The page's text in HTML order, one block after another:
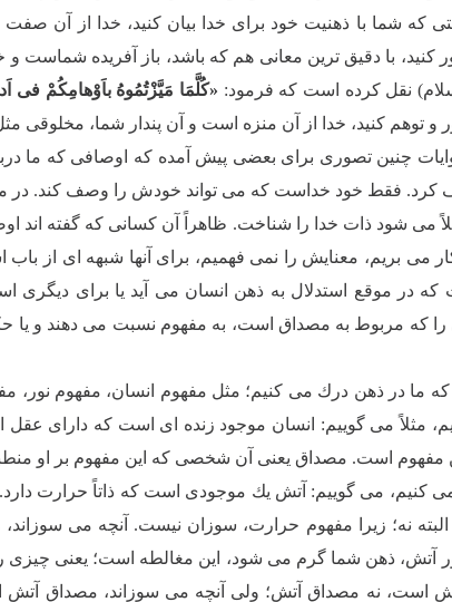
كه شما با ذهنیت خود براى خدا بیان كنید، خدا از آن
كنید، با دقیق ترین معانى هم كه باشد، باز آفریده
نقل كرده است كه فرمود: «كُلَّمَا مَیَّزْتُمُوهُ باَوْهامِكُمْ فى
و توهم كنید، خدا از آن منزه است و آن پندار شما، مخلوقى
چنین تصورى براى بعضى پیش آمده كه اوصافى كه ما
فقط خود خداست كه مى تواند خودش را وصف كند. در
مى شود ذات خدا را شناخت. ظاهراً آن كسانى كه گفته اند
مى بریم، معنایش را نمى فهمیم، براى آنها شبهه اى از
كه در موقع استدلال به ذهن انسان مى آید یا براى دیگرى
كه مربوط به مصداق است، به مفهوم نسبت مى دهند و
ما در ذهن درك مى كنیم؛ مثل مفهوم انسان، مفهوم نور،
مثلاً مى گوییم: انسان موجود زنده اى است كه داراى
مفهوم است. مصداق یعنى آن شخصى كه این مفهوم بر او
كنیم، مى گوییم: آتش یك موجودى است كه ذاتاً حرارت
البته نه؛ زیرا مفهوم حرارت، سوزان نیست. آنچه مى
آتش، ذهن شما گرم مى شود، این مغالطه است؛ یعنى چیزى
است، نه مصداق آتش؛ ولى آنچه مى سوزاند، مصداق آتش